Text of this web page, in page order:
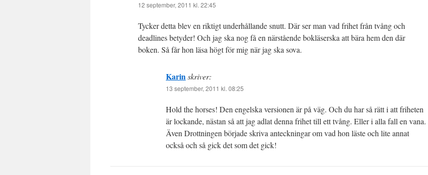
12 september, 2011 kl. 22:45
Tycker detta blev en riktigt underhållande snutt. Där ser man vad frihet från tvång och
deadlines betyder! Och jag ska nog få en närstående bokläserska att bära hem den där
boken. Så får hon läsa högt för mig när jag ska sova.
Karinskriver:
13 september, 2011 kl. 08:25
Hold the horses! Den engelska versionen är på väg. Och du har så rätt i att friheten
är lockande, nästan så att jag adlat denna frihet till ett tvång. Eller i alla fall en vana.
Även Drottningen började skriva anteckningar om vad hon läste och lite annat
också och så gick det som det gick!